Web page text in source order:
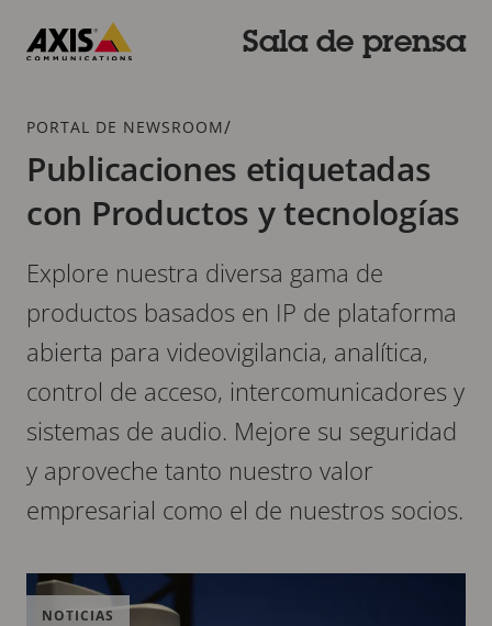
contenido
Sala de prensa
Breadcrumb
PORTAL DE NEWSROOM/
Publicaciones etiquetadas
con Productos y tecnologías
Explore nuestra diversa gama de
productos basados en IP de plataforma
abierta para videovigilancia, analítica,
control de acceso, intercomunicadores y
sistemas de audio. Mejore su seguridad
y aproveche tanto nuestro valor
empresarial como el de nuestros socios.
NOTICIAS